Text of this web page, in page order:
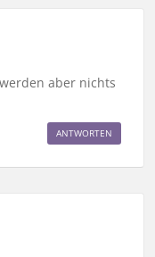
aber nichts
ANTWORTEN